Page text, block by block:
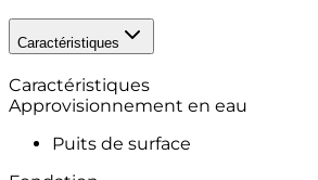
Caractéristiques
Caractéristiques
Approvisionnement en eau
Puits de surface